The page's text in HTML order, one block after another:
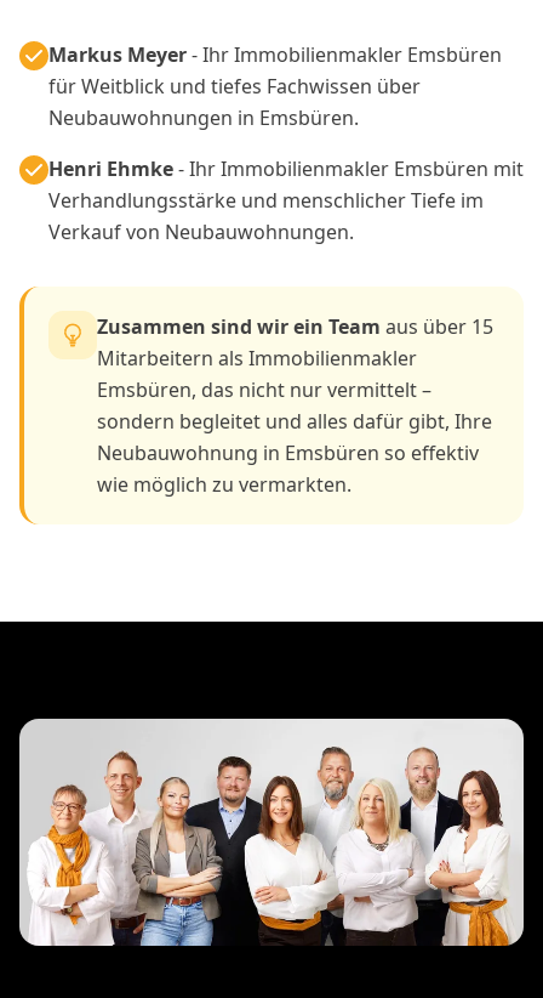
Markus Meyer- Ihr Immobilienmakler Emsbüren
für Weitblick und tiefes Fachwissen über
Neubauwohnungen in Emsbüren.
Henri Ehmke- Ihr Immobilienmakler Emsbüren mit
Verhandlungsstärke und menschlicher Tiefe im
Verkauf von Neubauwohnungen.
Zusammen sind wir ein Team aus über 15
Mitarbeitern als Immobilienmakler
Emsbüren, das nicht nur vermittelt –
sondern begleitet und alles dafür gibt, Ihre
Neubauwohnung in Emsbüren so effektiv
wie möglich zu vermarkten.